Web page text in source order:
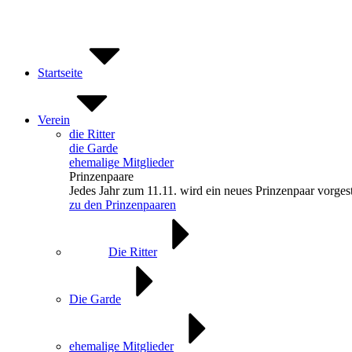
Startseite
Verein
die Ritter
die Garde
ehemalige Mitglieder
Prinzenpaare
Jedes Jahr zum 11.11. wird ein neues Prinzenpaar
zu den Prinzenpaaren
Die Ritter
Die Garde
ehemalige Mitglieder